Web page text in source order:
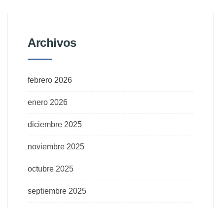
Archivos
febrero 2026
enero 2026
diciembre 2025
noviembre 2025
octubre 2025
septiembre 2025